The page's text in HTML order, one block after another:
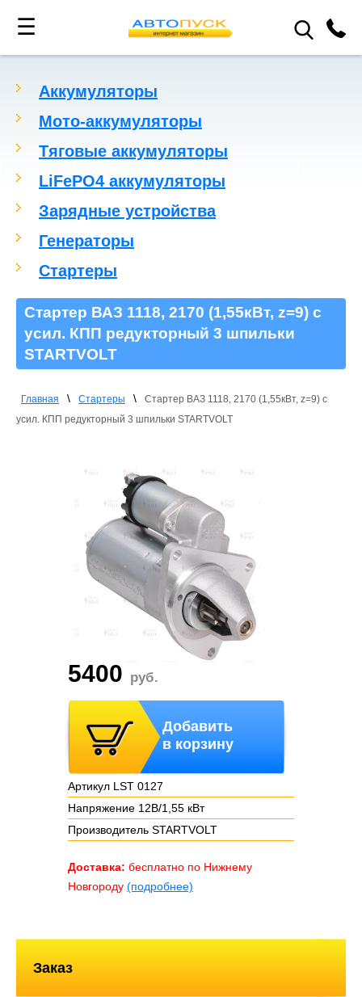
☰
Аккумуляторы
Мото-аккумуляторы
Тяговые аккумуляторы
LiFePO4 аккумуляторы
Зарядные устройства
Генераторы
Стартеры
Стартер ВАЗ 1118, 2170 (1,55кВт, z=9) с
усил. КПП редукторный 3 шпильки
STARTVOLT
Главная \ Стартеры \
Стартер ВАЗ 1118, 2170 (1,55кВт, z=9) с
усил. КПП редукторный 3 шпильки STARTVOLT
5400 руб.
Добавить
в корзину
Артикул LST 0127
Напряжение 12В/1,55 кВт
Производитель STARTVOLT
Доставка: бесплатно по Нижнему
Новгороду (подробнее)
Заказ